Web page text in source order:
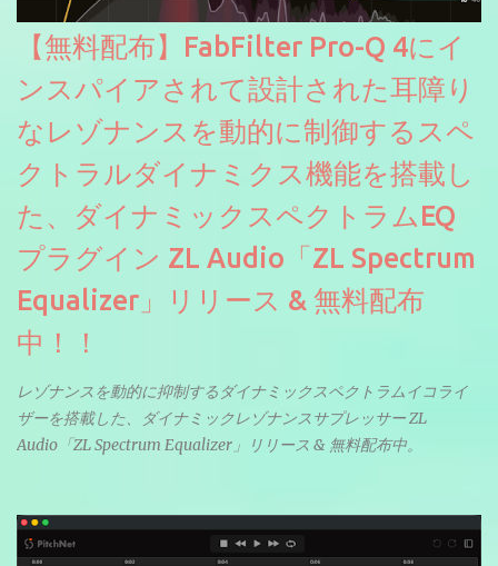
【無料配布】FabFilter Pro-Q 4にイ
ンスパイアされて設計された耳障り
なレゾナンスを動的に制御するスペ
クトラルダイナミクス機能を搭載し
た、ダイナミックスペクトラムEQ
プラグイン ZL Audio「ZL Spectrum
Equalizer」リリース & 無料配布
中！！
レゾナンスを動的に抑制するダイナミックスペクトラムイコライ
ザーを搭載した、ダイナミックレゾナンスサプレッサー ZL
Audio「ZL Spectrum Equalizer」リリース & 無料配布中。